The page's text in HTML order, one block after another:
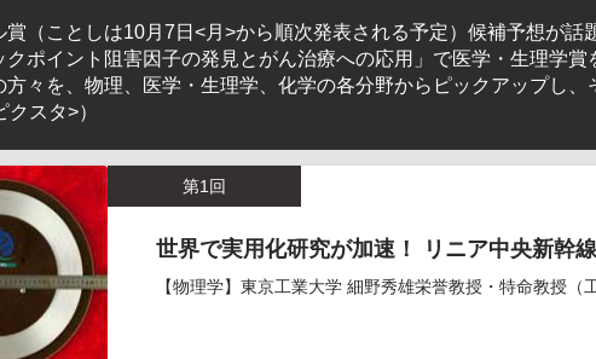
（ことしは10月7日<月>から順次発表される予定）候補予想が
ポイント阻害因子の発見とがん治療への応用」で医学・生理学
々を、物理、医学・生理学、化学の各分野からピックアップし
スタ>）
第1回
世界で実用化研究が加速！ リニア中央新幹
【物理学】東京工業大学 細野秀雄栄誉教授・特命教授（